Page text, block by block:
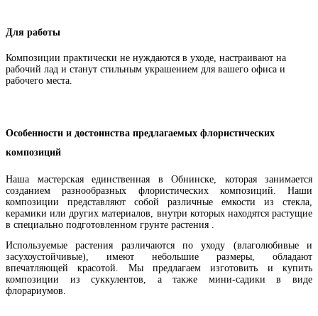
Для работы
Композиции практически не нуждаются в уходе, настраивают на
рабочий лад и станут стильным украшением для вашего офиса и
рабочего места.
Особенности и достоинства предлагаемых флористических
композиций
Наша мастерская единственная в Обнинске, которая занимается
созданием разнообразных флористических композиций. Наши
композиции представляют собой различные емкости из стекла,
керамики или других материалов, внутри которых находятся растущие
в специально подготовленном грунте растения .
Используемые растения различаются по уходу (влаголюбивые и
засухоустойчивые), имеют небольшие размеры, обладают
впечатляющей красотой. Мы предлагаем изготовить и купить
композиции из суккулентов, а также мини-садики в виде
флорариумов.